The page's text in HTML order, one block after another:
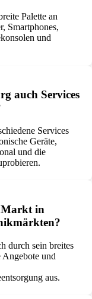
Palette an
Smartphones,
und
auch Services
Services
Geräte,
und die
in
durch sein breites
Angebote und
aus.